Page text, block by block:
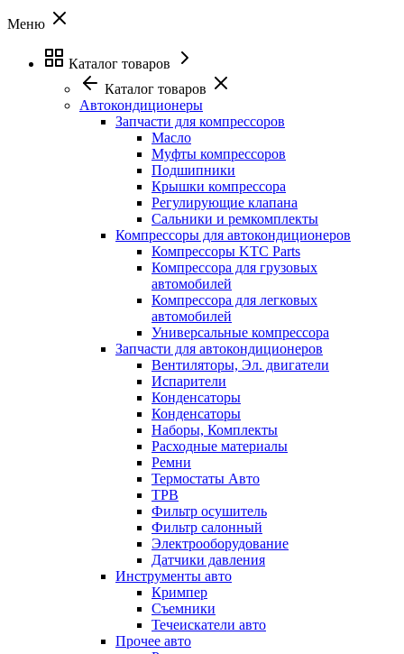
Меню
Каталог товаров
Каталог товаров
Автокондиционеры
Запчасти для компрессоров
Масло
Муфты компрессоров
Подшипники
Крышки компрессора
Регулирующие клапана
Сальники и ремкомплекты
Компрессоры для автокондиционеров
Компрессоры KTC Parts
Компрессора для грузовых
автомобилей
Компрессора для легковых
автомобилей
Универсальные компрессора
Запчасти для автокондиционеров
Вентиляторы, Эл. двигатели
Испарители
Конденсаторы
Конденсаторы
Наборы, Комплекты
Расходные материалы
Ремни
Термостаты Авто
ТРВ
Фильтр осушитель
Фильтр салонный
Электрооборудование
Датчики давления
Инструменты авто
Кримпер
Съемники
Течеискатели авто
Прочее авто